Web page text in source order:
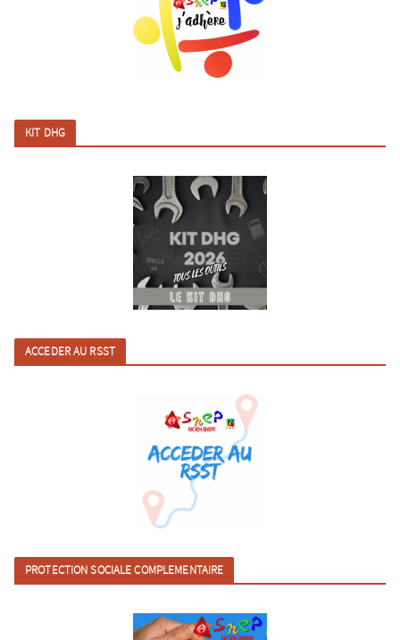
KIT DHG
ACCEDER AU RSST
PROTECTION SOCIALE COMPLEMENTAIRE